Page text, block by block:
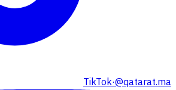
TikTok·@qatarat.ma